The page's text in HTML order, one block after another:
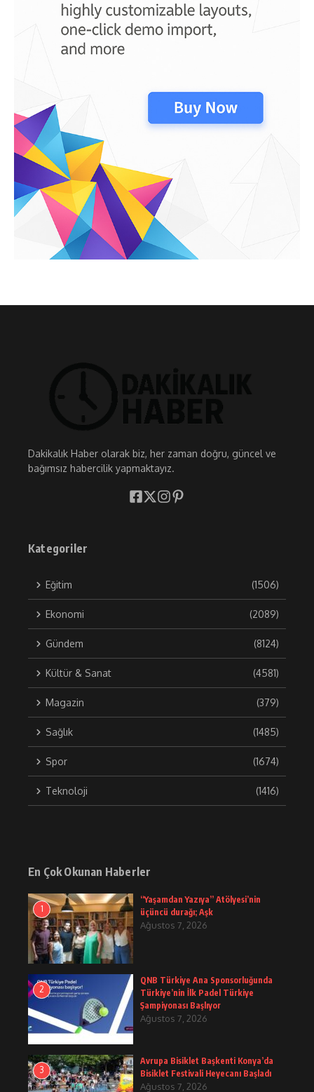
Dakikalık Haber olarak biz, her zaman doğru, güncel ve
bağımsız habercilik yapmaktayız.
Kategoriler
Eğitim (1506)
Ekonomi (2089)
Gündem (8124)
Kültür & Sanat (4581)
Magazin (379)
Sağlık (1485)
Spor (1674)
Teknoloji (1416)
En Çok Okunan Haberler
1
“Yaşamdan Yazıya” Atölyesi’nin
üçüncü durağı; Aşk
Ağustos 7, 2026
2
QNB Türkiye Ana Sponsorluğunda
Türkiye’nin İlk Padel Türkiye
Şampiyonası Başlıyor
Ağustos 7, 2026
3
Avrupa Bisiklet Başkenti Konya’da
Bisiklet Festivali Heyecanı Başladı
Ağustos 7, 2026